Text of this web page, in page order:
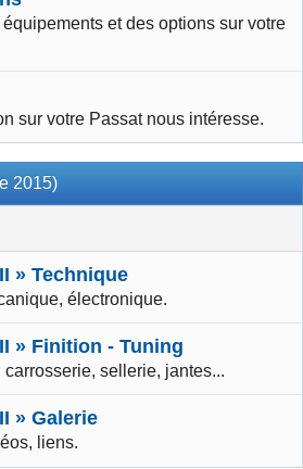
et des options sur votre
sur votre Passat nous intéresse.
2015)
» Technique
électronique.
» Finition - Tuning
sellerie, jantes...
» Galerie
liens.